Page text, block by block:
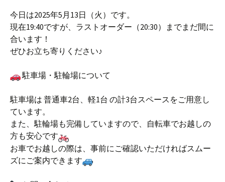
今日は2025年5月13日（火）です。
現在19:40ですが、ラストオーダー（20:30）までまだ間に
合います！
ぜひお立ち寄りください♪
駐車場・駐輪場について
駐車場は 普通車2台、軽1台 の計3台スペースをご用意し
ています。
また、駐輪場も完備していますので、自転車でお越しの
方も安心です
お車でお越しの際は、事前にご確認いただければスムー
ズにご案内できます